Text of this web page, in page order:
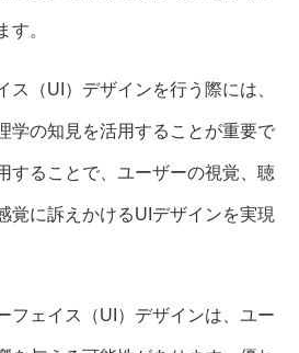
す。
ス（UI）デザインを行う際には、
学の知見を活用することが重要で
することで、ユーザーの視覚、聴
覚に訴えかけるUIデザインを実現
フェイス（UI）デザインは、ユー